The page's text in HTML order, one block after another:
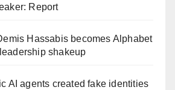
Report
Hassabis becomes Alphabet
shakeup
AI agents created fake identities